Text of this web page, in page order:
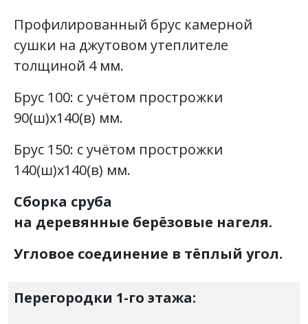
Профилированный брус камерной
сушки на джутовом утеплителе
толщиной 4 мм.
Брус 100: с учётом прострожки
90(ш)х140(в) мм.
Брус 150: с учётом прострожки
140(ш)х140(в) мм.
Сборка сруба
на деревянные берёзовые нагеля.
Угловое соединение в тёплый угол.
Перегородки 1-го этажа: